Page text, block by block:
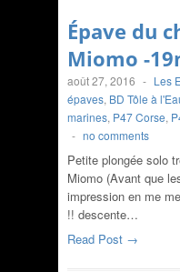
Épave du
Miomo -
août 27, 2016 - Les
épaves, BD Tôle à
marines, P47 Corse,
- no comments
Petite plongée solo
Miomo (Avant que
impression en me
!! descente…
Read Post →